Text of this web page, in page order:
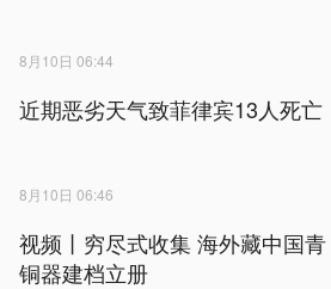
8月10日 06:44
近期恶劣天气致菲律宾13人死亡
8月10日 06:46
视频丨穷尽式收集 海外藏中国青
铜器建档立册